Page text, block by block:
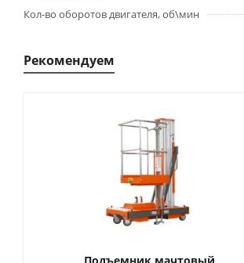
Кол-во оборотов двигателя, об\мин
Рекомендуем